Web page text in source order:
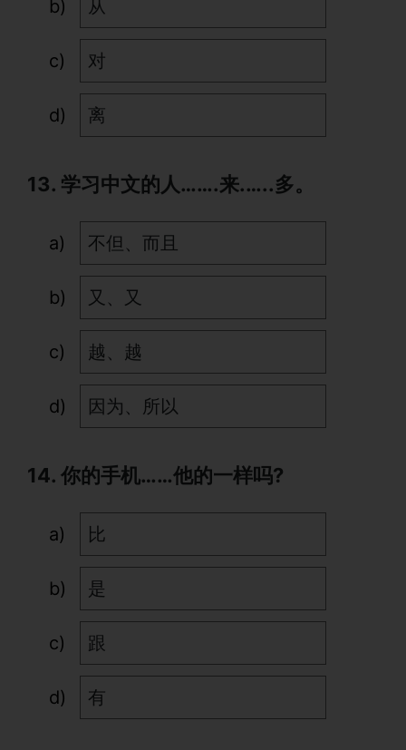
从
对
离
13. 学习中文的人…….来.…..多。
不但、而且
又、又
越、越
因为、所以
14. 你的手机……他的一样吗?
比
是
跟
有